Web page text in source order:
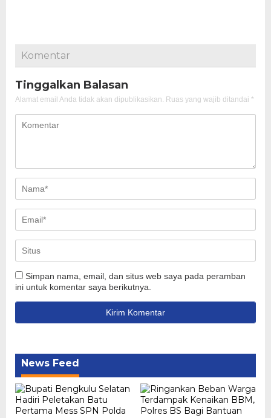
Komentar
Tinggalkan Balasan
Alamat email Anda tidak akan dipublikasikan. Ruas yang wajib ditandai *
Simpan nama, email, dan situs web saya pada peramban
ini untuk komentar saya berikutnya.
News Feed